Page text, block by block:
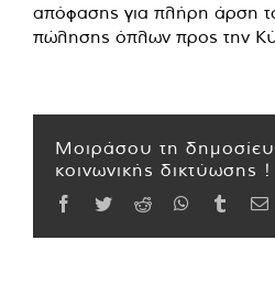
απόφασης για πλήρη άρση
πώλησης όπλων προς την
Μοιράσου τη
κοινωνικής δικτύωσης !
Facebook
TwitterReddit WhatsApp
Tumblr